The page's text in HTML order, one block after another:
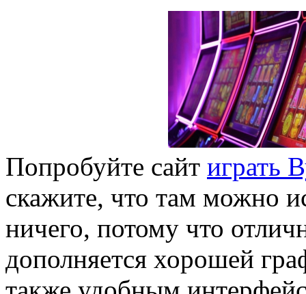
Попробуйте сайт играть
скажите, что там можно
ничего, потому что
дополняется хорошей